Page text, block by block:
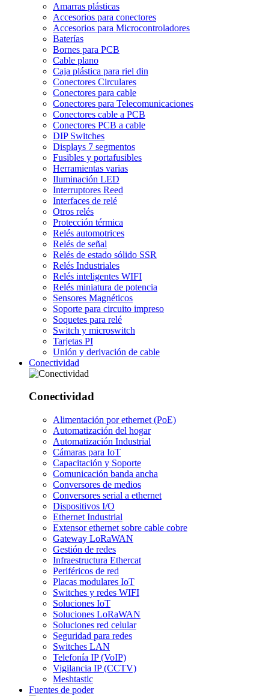
Amarras plásticas
Accesorios para conectores
Accesorios para Microcontroladores
Baterías
Bornes para PCB
Cable plano
Caja plástica para riel din
Conectores Circulares
Conectores para cable
Conectores para Telecomunicaciones
Conectores cable a PCB
Conectores PCB a cable
DIP Switches
Displays 7 segmentos
Fusibles y portafusibles
Herramientas varias
Iluminación LED
Interruptores Reed
Interfaces de relé
Otros relés
Protección térmica
Relés automotrices
Relés de señal
Relés de estado sólido SSR
Relés Industriales
Relés inteligentes WIFI
Relés miniatura de potencia
Sensores Magnéticos
Soporte para circuito impreso
Soquetes para relé
Switch y microswitch
Tarjetas PI
Unión y derivación de cable
Conectividad
Conectividad
Alimentación por ethernet (PoE)
Automatización del hogar
Automatización Industrial
Cámaras para IoT
Capacitación y Soporte
Comunicación banda ancha
Conversores de medios
Conversores serial a ethernet
Dispositivos I/O
Ethernet Industrial
Extensor ethernet sobre cable cobre
Gateway LoRaWAN
Gestión de redes
Infraestructura Ethercat
Periféricos de red
Placas modulares IoT
Switches y redes WIFI
Soluciones IoT
Soluciones LoRaWAN
Soluciones red celular
Seguridad para redes
Switches LAN
Telefonía IP (VoIP)
Vigilancia IP (CCTV)
Meshtastic
Fuentes de poder